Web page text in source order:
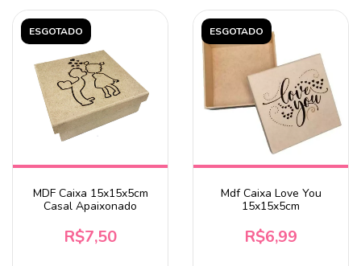
ESGOTADO
MDF Caixa 15x15x5cm
Casal Apaixonado
R$7,50
ESGOTADO
Mdf Caixa Love You
15x15x5cm
R$6,99